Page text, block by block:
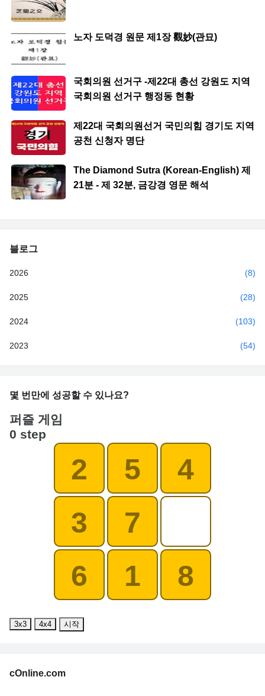
노자 도덕경 원문 제1장 觀妙(관묘)
국회의원 선거구 -제22대 총선 강원도 지역
국회의원 선거구 행정동 현황
제22대 국회의원선거 국민의힘 경기도 지역
공천 신청자 명단
The Diamond Sutra (Korean-English) 제
21분 - 제 32분, 금강경 영문 해석
블로그
2026 (8)
2025 (28)
2024 (103)
2023 (54)
몇 번만에 성공할 수 있나요?
퍼즐 게임
0 step
2 5
4
3
7
6
1 8
3x3 4x4 시작
cOnline.com